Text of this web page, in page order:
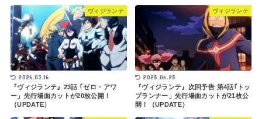
ヴィジランテ
2026.03.16
『ヴィジランテ』23話 ｢ゼロ・アワ
ー」先行場面カットが20枚公開！
（UPDATE）
ヴィジランテ
2025.04.25
『ヴィジランテ』次回予告 第4話｢トッ
プランナー」先行場面カットが21枚公
開！（UPDATE）